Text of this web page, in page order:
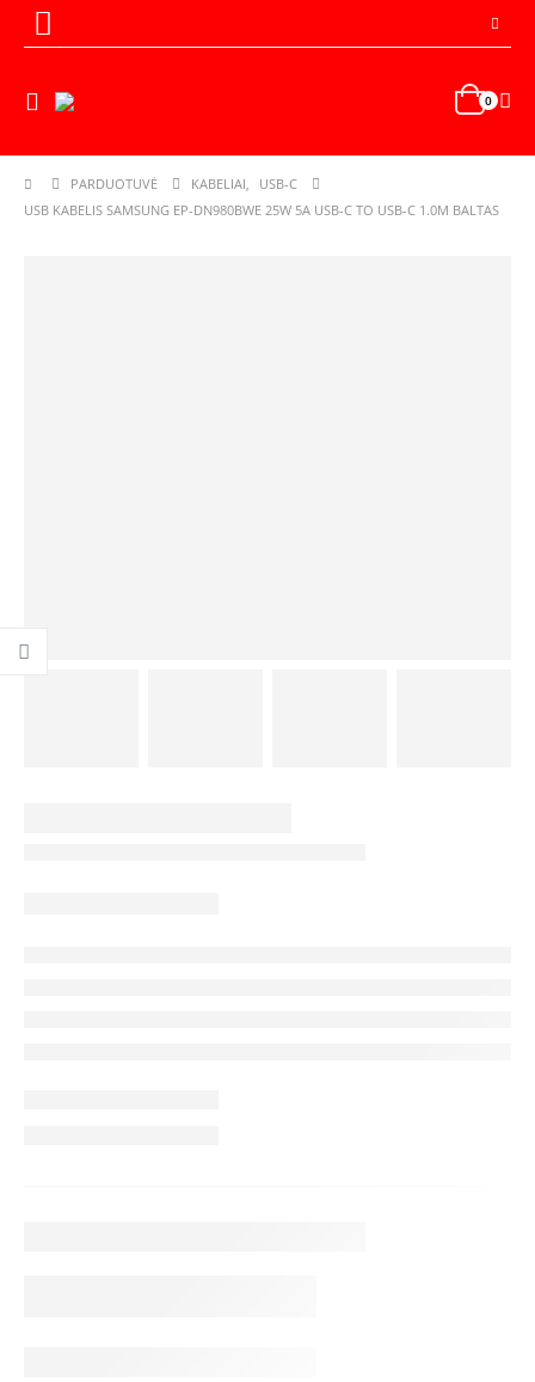
0
PARDUOTUVĖ KABELIAI,
USB-C
USB KABELIS SAMSUNG EP-DN980BWE 25W 5A USB-C TO USB-C 1.0M BALTAS